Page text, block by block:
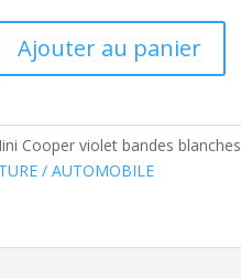
Ajouter au panier
Cooper violet bandes blanches
/ AUTOMOBILE